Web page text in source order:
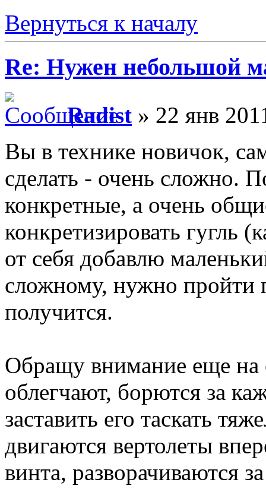
Вернуться к началу
Re: Нужен небольшой
Radist » 22 янв
Вы в технике новичок,
сделать - очень сложно.
конкретные, а очень
конкретизировать гугль
от себя добавлю
сложному, нужно пройти
получится.
Обращу внимание еще на
облегчают, борются за
заставить его таскать
двигаются вертолеты
винта, разворачиваются